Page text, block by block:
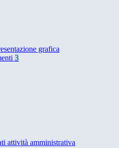
grafica
3
attività amministrativa